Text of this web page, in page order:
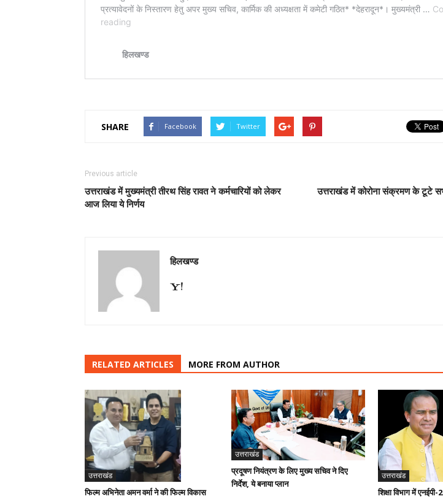
SHARE Facebook Twitter
Previous article
उत्तराखंड में मुख्यमंत्री तीरथ सिंह रावत ने कर्मचारियों को लेकर
आज लिया ये निर्णय
उत्तराखंड में कोरोना संक्रमण के टूटे
हिलखण्ड
RELATED ARTICLES MORE FROM AUTHOR
उत्तराखंड
फिल्म अभिनेता अमन वर्मा ने की फिल्म विकास
उत्तराखंड
प्रदूषण नियंत्रण के लिए मुख्य सचिव ने दिए
निर्देश, ये बनाया प्लान
उत्तराखंड
शिक्षा विभाग में